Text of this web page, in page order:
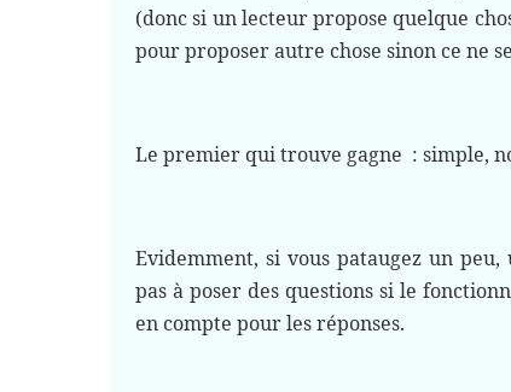
(donc si un lecteur propose quelque
pour proposer autre chose sinon ce ne
Le premier qui trouve gagne : simple,
Evidemment, si vous pataugez un
pas à poser des questions si le
en compte pour les réponses.